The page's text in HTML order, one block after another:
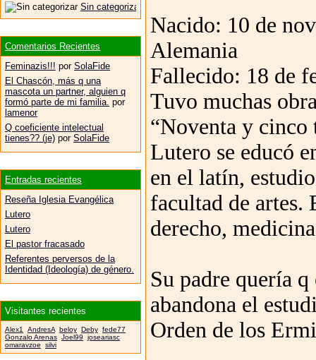
Nacido: 10 de
Alemania
Fallecido: 18 de
Tuvo muchas
“Noventa y cinco
Lutero se educó
en el latín,
facultad de artes.
derecho,
Su padre quería
abandona el
Orden de los
Sin categorizar
Comentarios Recientes
Feminazis!!! por SolaFide
El Chascón, más q una
mascota un partner, alguien q
formó parte de mi familia. por
lamenor
Q coeficiente intelectual
tienes?? (je) por SolaFide
Entradas recientes
Reseña Iglesia Evangélica
Lutero
Lutero
El pastor fracasado
Referentes perversos de la
Identidad (Ideología) de género.
Visitantes recientes
Alex1 AndresA beloy Deby fede77
Gonzalo Arenas Joel99
joseariasc
omaravzoe
silvi